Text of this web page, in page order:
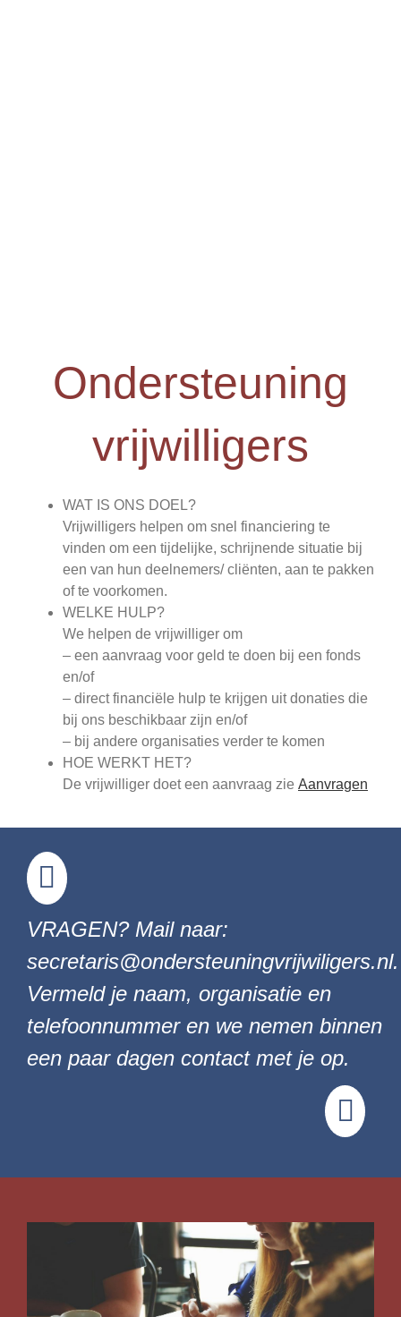
Ondersteuning
vrijwilligers
WAT IS ONS DOEL?
Vrijwilligers helpen om snel financiering te
vinden om een tijdelijke, schrijnende situatie bij
een van hun deelnemers/ cliënten, aan te pakken
of te voorkomen.
WELKE HULP?
We helpen de vrijwilliger om
– een aanvraag voor geld te doen bij een fonds
en/of
– direct financiële hulp te krijgen uit donaties die
bij ons beschikbaar zijn en/of
– bij andere organisaties verder te komen
HOE WERKT HET?
De vrijwilliger doet een aanvraag zie Aanvragen
VRAGEN? Mail naar:
secretaris@ondersteuningvrijwiligers.nl.
Vermeld je naam, organisatie en
telefoonnummer en we nemen binnen
een paar dagen contact met je op.